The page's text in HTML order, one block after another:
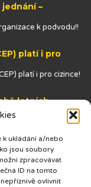
k ukládání a/nebo
jsou soubory
zpracovávat
ID na tomto
ovlivnit
–
k podvodu!!
platí i pro
platí i pro cizince!
letních